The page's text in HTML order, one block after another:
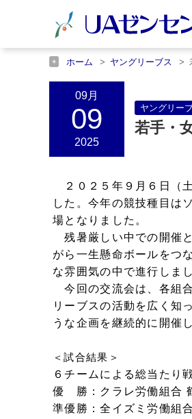
ホーム ヤングリーブス
09月
09
2025
ヤングリー
若手・
２０２５年９月６日（
した。今年の競技種目は
場となりました。
残暑厳しい中での開催
がら一生懸命ボールをつ
な雰囲気の中で進行しまし
今回の交流会は、各組
リーブスの活動を広く知
うな企画を継続的に開催
＜試合結果＞
６チームによる総当たり
優 勝：クラレ労働組合
準優勝：全イズミ労働組合